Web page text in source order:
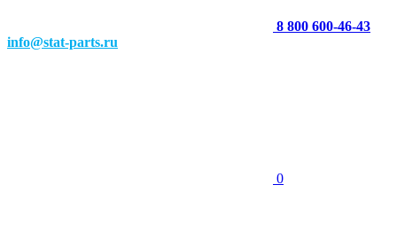
8 800 600-46-43
info@stat-parts.ru
0